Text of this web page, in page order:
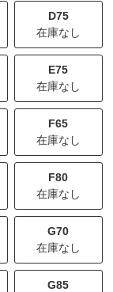
D75
在庫なし
E75
在庫なし
F65
在庫なし
F80
在庫なし
G70
在庫なし
G85